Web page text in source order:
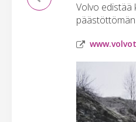
Volvo edistää